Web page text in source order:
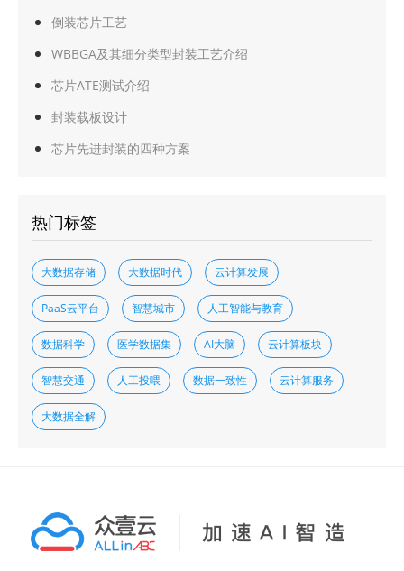
倒装芯片工艺
WBBGA及其细分类型封装工艺介绍
芯片ATE测试介绍
封装载板设计
芯片先进封装的四种方案
热门标签
大数据存储 大数据时代 云计算发展
PaaS云平台 智慧城市 人工智能与教育
数据科学 医学数据集 AI大脑 云计算板块
智慧交通 人工投喂 数据一致性 云计算服务
大数据全解